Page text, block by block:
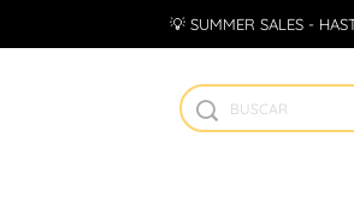
💡 SUMMER SALES -